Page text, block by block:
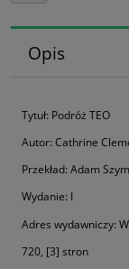
Opis
Tytuł: Podróż TEO
Autor: Cathrine
Przekład: Adam
Wydanie: I
Adres wydawniczy:
720, [3] stron